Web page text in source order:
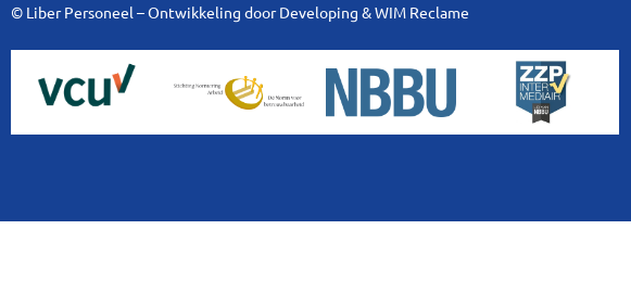
© Liber Personeel – Ontwikkeling doorDeveloping &WIM Reclame